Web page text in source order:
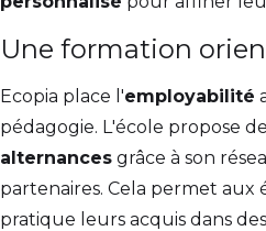
Une formation
Ecopia place l'employabilité
pédagogie. L'école propose
alternances grâce à son
partenaires. Cela permet
pratique leurs acquis dans